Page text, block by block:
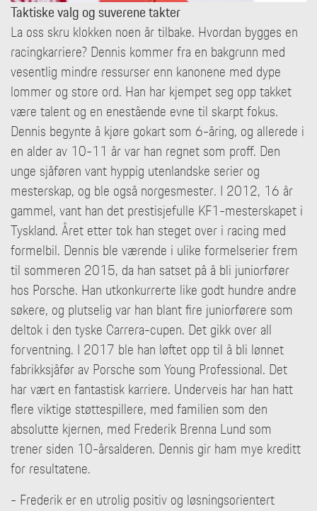
Taktiske valg og suverene takter
La oss skru klokken noen år tilbake. Hvordan bygges en
racingkarriere? Dennis kommer fra en bakgrunn med
vesentlig mindre ressurser enn kanonene med dype
lommer og store ord. Han har kjempet seg opp takket
være talent og en enestående evne til skarpt fokus.
Dennis begynte å kjøre gokart som 6-åring, og allerede i
en alder av 10-11 år var han regnet som proff. Den
unge sjåføren vant hyppig utenlandske serier og
mesterskap, og ble også norgesmester. I 2012, 16 år
gammel, vant han det prestisjefulle KF1-mesterskapet i
Tyskland. Året etter tok han steget over i racing med
formelbil. Dennis ble værende i ulike formelserier frem
til sommeren 2015, da han satset på å bli juniorfører
hos Porsche. Han utkonkurrerte like godt hundre andre
søkere, og plutselig var han blant fire juniorførere som
deltok i den tyske Carrera-cupen. Det gikk over all
forventning. I 2017 ble han løftet opp til å bli lønnet
fabrikksjåfør av Porsche som Young Professional. Det
har vært en fantastisk karriere. Underveis har han hatt
flere viktige støttespillere, med familien som den
absolutte kjernen, med Frederik Brenna Lund som
trener siden 10-årsalderen. Dennis gir ham mye kreditt
for resultatene.
- Frederik er en utrolig positiv og løsningsorientert